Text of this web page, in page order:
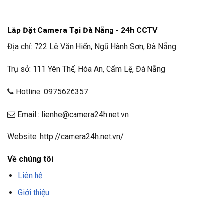
Lắp Đặt Camera Tại Đà Nẵng - 24h CCTV
Địa chỉ: 722 Lê Văn Hiến, Ngũ Hành Sơn, Đà Nẵng
Trụ sở: 111 Yên Thế, Hòa An, Cẩm Lệ, Đà Nẵng
Hotline: 0975626357
Email : lienhe@camera24h.net.vn
Website: http://camera24h.net.vn/
Về chúng tôi
Liên hệ
Giới thiệu